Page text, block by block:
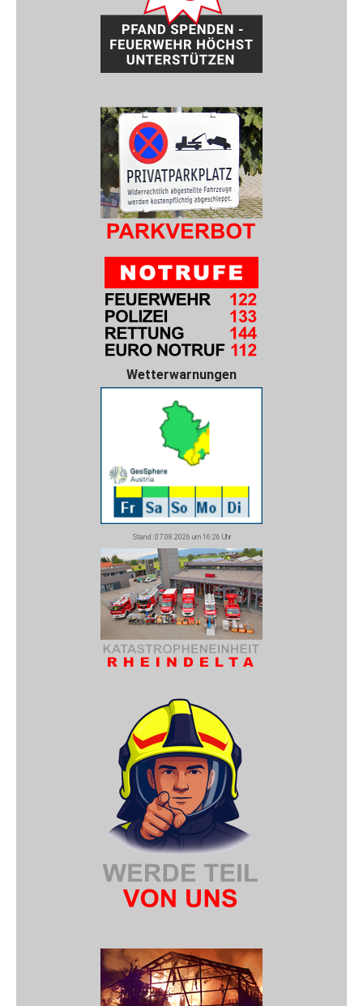
Wetterwarnungen
Stand: 07.08.2026 um 16:26 Uhr